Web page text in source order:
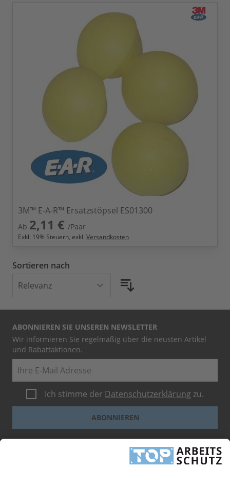
3M™ E-A-R™ Ersatzstöpsel ES01300
Ab 2,11 € /Paar
Exkl. 19% Steuern, exkl. Versandkosten
Sortieren nach
ABONNIEREN SIE UNSEREN NEWSLETTER
Wir informieren Sie regelmäßig über die neusten Artikel
und Rabattaktionen.
Ich stimme der Datenschutzerklärung zu.
ABONNIEREN
Dieses Formular ist durch reCAPTCHA geschützt - es gelten dieGoogle-
-Geschäftsbedingungen.